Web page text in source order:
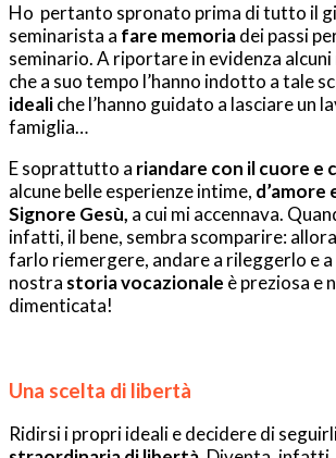
Ho pertanto spronato prima di tutto il
seminarista a fare memoriadei passi
seminario. A riportare in evidenza alcuni
che a suo tempo l’hanno indotto a tale
idealiche l’hanno guidato a lasciare un
famiglia…
E soprattutto a riandare con il cuore
alcune belle esperienze intime, d’amore
Signore Gesù, a cui mi accennava.
infatti, il bene, sembra scomparire:
farlo riemergere, andare a rileggerlo e
nostra storia vocazionale è preziosa e
dimenticata!
Una scelta di libertà
Ridirsi i propri ideali e decidere di